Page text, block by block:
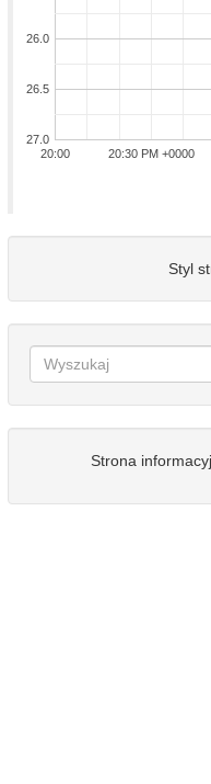
20:00 20:30 PM +0000
26.0
26.5
27.0
Styl
Strona